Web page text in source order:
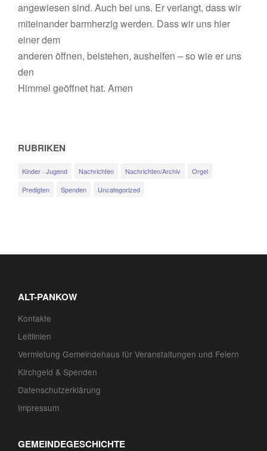
angewiesen sind. Auch bei uns. Er verlangt, dass wir
miteinander barmherzig werden. Dass wir uns hier
einer dem
anderen öffnen, beistehen, aushelfen – so wie er uns
den
Himmel geöffnet hat. Amen
RUBRIKEN
Kinder · Jugend Nachrichten Nachrichten/Archiv
Orgel
Predigten
Spenden Uncategorized
ALT-PANKOW
Kontakte
Leitlinien
Vermietung Gemeindehaus für Veranstaltungen und Feiern
Kirchgeld & Spenden
Datenschutzerklärung
Impressum
GEMEINDEGESCHICHTE